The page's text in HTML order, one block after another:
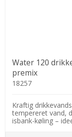
Water 120
premix
18257
Kraftig
tempereret vand,
isbank-køling –